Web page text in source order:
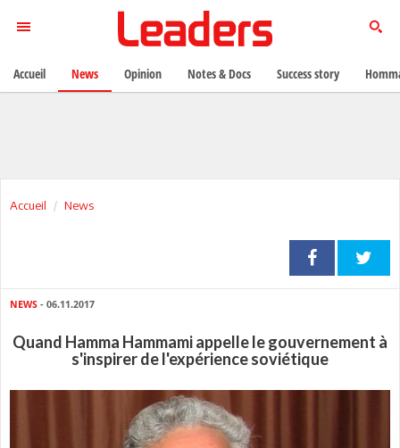
Accueil News
NEWS - 06.11.2017
Quand Hamma Hammami appelle le gouvernement à
s'inspirer de l'expérience soviétique
Accueil News Opinion Notes & Docs Success story